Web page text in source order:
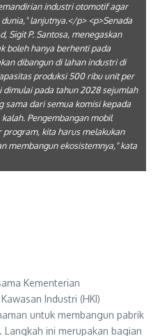
industri otomotif agar
lanjutnya.</p> <p>Senada
Sigit P. Santosa, menegaskan
boleh hanya berhenti pada
dibangun di lahan industri di
produksi 500 ribu unit per
pada tahun 2028 sejumlah
sama dari semua komisi kepada
Pengembangan mobil
program, kita harus melakukan
membangun ekosistemnya," kata
Kementerian
Industri (HKI)
untuk membangun pabrik
ini merupakan bagian